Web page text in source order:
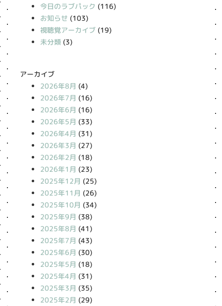
今日のラブパック (116)
お知らせ (103)
視聴覚アーカイブ (19)
未分類 (3)
アーカイブ
2026年8月 (4)
2026年7月 (16)
2026年6月 (16)
2026年5月 (33)
2026年4月 (31)
2026年3月 (27)
2026年2月 (18)
2026年1月 (23)
2025年12月 (25)
2025年11月 (26)
2025年10月 (34)
2025年9月 (38)
2025年8月 (41)
2025年7月 (43)
2025年6月 (30)
2025年5月 (18)
2025年4月 (31)
2025年3月 (35)
2025年2月 (29)